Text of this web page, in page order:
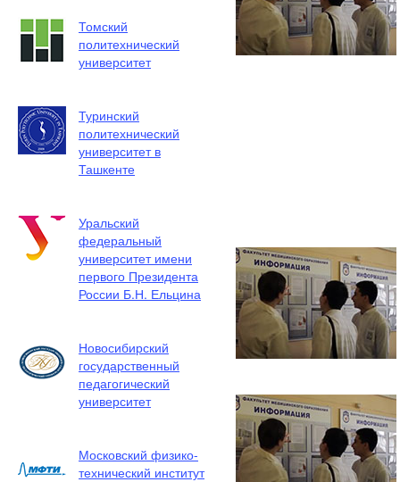
Томский
политехнический
университет
Туринский
политехнический
университет в
Ташкенте
Уральский
федеральный
университет имени
первого Президента
России Б.Н. Ельцина
Новосибирский
государственный
педагогический
университет
Московский физико-
технический институт